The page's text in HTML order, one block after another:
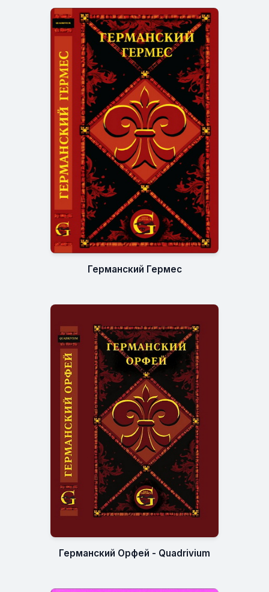
Германский Гермес
Германский Орфей - Quadrivium